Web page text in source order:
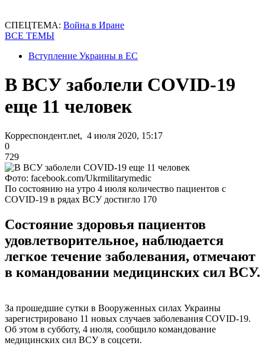
СПЕЦТЕМА: Война в Иране
ВСЕ ТЕМЫ
Вступление Украины в ЕС
В ВСУ заболели COVID-19
еще 11 человек
Корреспондент.net, 4 июля 2020, 15:17
0
729
Фото: facebook.com/Ukrmilitarymedic
По состоянию на утро 4 июля количество пациентов с
COVID-19 в рядах ВСУ достигло 170
Состояние здоровья пациентов
удовлетворительное, наблюдается
легкое течение заболевания, отмечают
в командовании медицинских сил ВСУ.
За прошедшие сутки в Вооруженных силах Украины
зарегистрировано 11 новых случаев заболевания COVID-19.
Об этом в субботу, 4 июля, сообщило командование
медицинских сил ВСУ в соцсети.